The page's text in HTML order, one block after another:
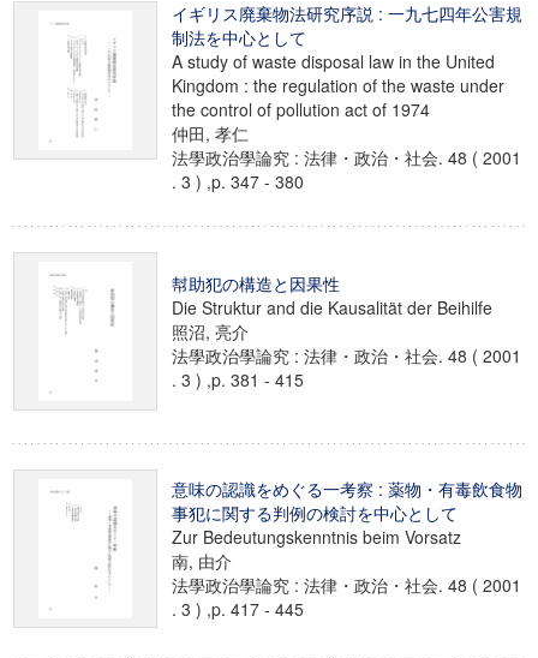
イギリス廃棄物法研究序説 : 一九七四年公害規
制法を中心として
A study of waste disposal law in the United
Kingdom : the regulation of the waste under
the control of pollution act of 1974
仲田, 孝仁
法學政治學論究 : 法律・政治・社会. 48 ( 2001
. 3 ) ,p. 347 - 380
幇助犯の構造と因果性
Die Struktur and die Kausalität der Beihilfe
照沼, 亮介
法學政治學論究 : 法律・政治・社会. 48 ( 2001
. 3 ) ,p. 381 - 415
意味の認識をめぐる一考察 : 薬物・有毒飲食物
事犯に関する判例の検討を中心として
Zur Bedeutungskenntnis beim Vorsatz
南, 由介
法學政治學論究 : 法律・政治・社会. 48 ( 2001
. 3 ) ,p. 417 - 445